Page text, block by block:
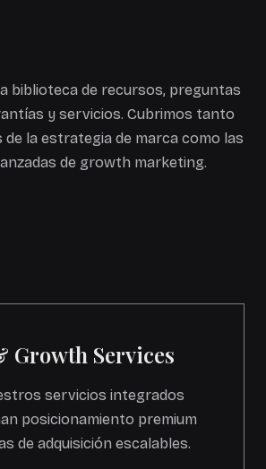
biblioteca de recursos, preguntas
y servicios. Cubrimos tanto
la estrategia de marca como las
de growth marketing.
Growth Services
servicios integrados
posicionamiento premium
de adquisición escalables.